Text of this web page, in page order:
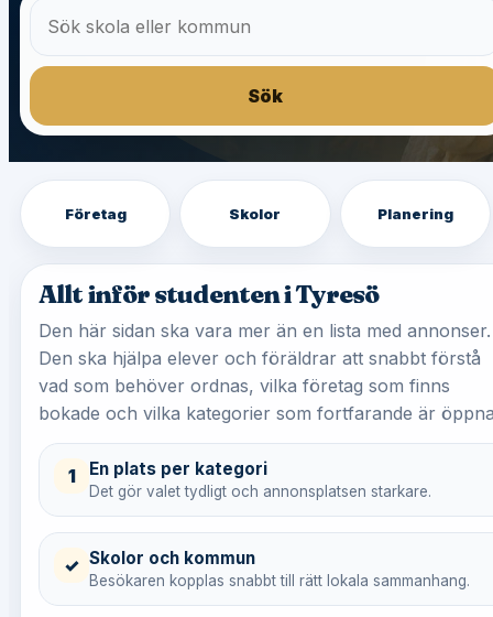
Sök
Företag Skolor Planering
Allt inför studenten i Tyresö
Den här sidan ska vara mer än en lista med annonser.
Den ska hjälpa elever och föräldrar att snabbt förstå
vad som behöver ordnas, vilka företag som finns
bokade och vilka kategorier som fortfarande är
1 En plats per kategori
Det gör valet tydligt och annonsplatsen starkare.
✓ Skolor och kommun
Besökaren kopplas snabbt till rätt lokala sammanhang.